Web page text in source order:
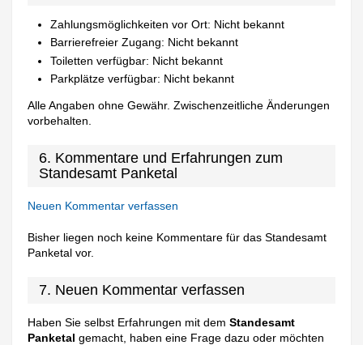
Zahlungsmöglichkeiten vor Ort: Nicht bekannt
Barrierefreier Zugang: Nicht bekannt
Toiletten verfügbar: Nicht bekannt
Parkplätze verfügbar: Nicht bekannt
Alle Angaben ohne Gewähr. Zwischenzeitliche Änderungen
vorbehalten.
6. Kommentare und Erfahrungen zum
Standesamt Panketal
Neuen Kommentar verfassen
Bisher liegen noch keine Kommentare für das Standesamt
Panketal vor.
7. Neuen Kommentar verfassen
Haben Sie selbst Erfahrungen mit demStandesamt
Panketal gemacht, haben eine Frage dazu oder möchten